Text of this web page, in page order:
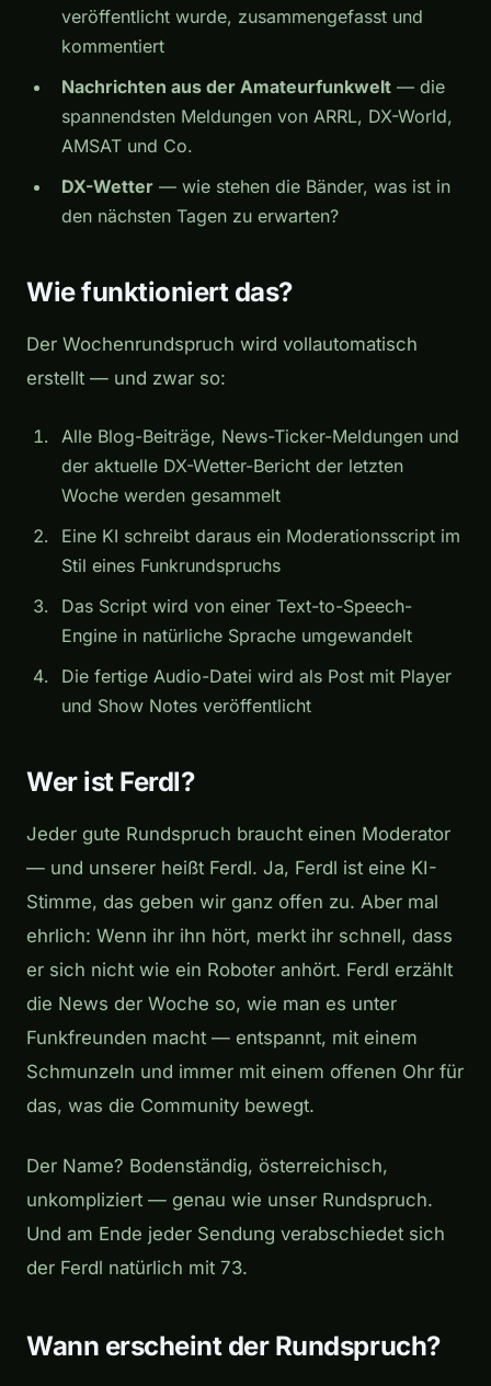
veröffentlicht wurde, zusammengefasst und
kommentiert
Nachrichten aus der Amateurfunkwelt — die
spannendsten Meldungen von ARRL, DX-World,
AMSAT und Co.
DX-Wetter — wie stehen die Bänder, was ist in
den nächsten Tagen zu erwarten?
Wie funktioniert das?
Der Wochenrundspruch wird vollautomatisch
erstellt — und zwar so:
Alle Blog-Beiträge, News-Ticker-Meldungen und
der aktuelle DX-Wetter-Bericht der letzten
Woche werden gesammelt
Eine KI schreibt daraus ein Moderationsscript im
Stil eines Funkrundspruchs
Das Script wird von einer Text-to-Speech-
Engine in natürliche Sprache umgewandelt
Die fertige Audio-Datei wird als Post mit Player
und Show Notes veröffentlicht
Wer ist Ferdl?
Jeder gute Rundspruch braucht einen Moderator
— und unserer heißt Ferdl. Ja, Ferdl ist eine KI-
Stimme, das geben wir ganz offen zu. Aber mal
ehrlich: Wenn ihr ihn hört, merkt ihr schnell, dass
er sich nicht wie ein Roboter anhört. Ferdl erzählt
die News der Woche so, wie man es unter
Funkfreunden macht — entspannt, mit einem
Schmunzeln und immer mit einem offenen Ohr für
das, was die Community bewegt.
Der Name? Bodenständig, österreichisch,
unkompliziert — genau wie unser Rundspruch.
Und am Ende jeder Sendung verabschiedet sich
der Ferdl natürlich mit 73.
Wann erscheint der Rundspruch?